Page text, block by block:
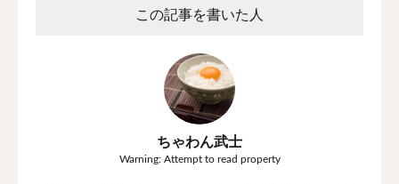
この記事を書いた人
ちゃわん武士
Warning: Attempt to read property